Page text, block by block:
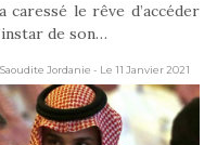
caressé le rêve d’accéder
de son…
Jordanie - Le 11 Janvier 2021